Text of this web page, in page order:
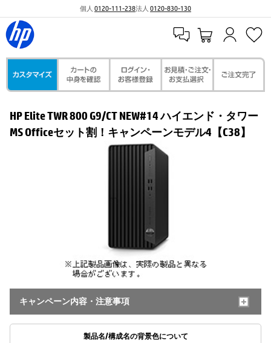
個人 0120-111-238法人 0120-830-130
HP Elite TWR 800 G9/CT NEW#14 ハイエンド・タワー
MS Officeセット割！キャンペーンモデル4【C38】
キャンペーン内容・注意事項
製品名/構成名の背景色について